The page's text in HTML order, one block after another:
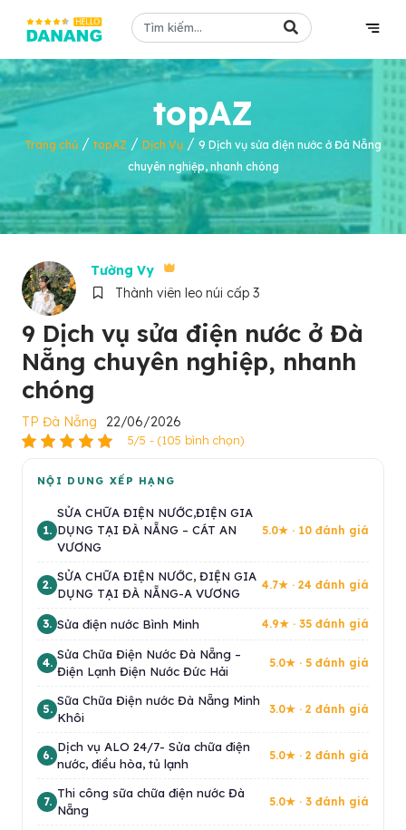
topAZ
Trang chủ / topAZ / Dịch Vụ / 9 Dịch vụ sửa điện nước ở Đà Nẵng
chuyên nghiệp, nhanh chóng
Tường Vy
Thành viên leo núi cấp 3
9 Dịch vụ sửa điện nước ở Đà
Nẵng chuyên nghiệp, nhanh
chóng
TP Đà Nẵng 22/06/2026
5/5 - (105 bình chọn)
NỘI DUNG XẾP HẠNG
1.
SỬA CHỮA ĐIỆN NƯỚC,ĐIỆN GIA
DỤNG TẠI ĐÀ NẴNG – CÁT AN
VƯƠNG
5.0★ · 10 đánh giá
2.
SỬA CHỮA ĐIỆN NƯỚC, ĐIỆN GIA
DỤNG TẠI ĐÀ NẴNG-A VƯƠNG
4.7★ · 24 đánh giá
3. Sửa điện nước Bình Minh 4.9★ · 35 đánh giá
4.
Sửa Chữa Điện Nước Đà Nẵng –
Điện Lạnh Điện Nước Đức Hải
5.0★ · 5 đánh giá
5.
Sữa Chữa Điện nước Đà Nẵng Minh
Khôi
3.0★ · 2 đánh giá
6.
Dịch vụ ALO 24/7- Sửa chữa điện
nước, điều hòa, tủ lạnh
5.0★ · 2 đánh giá
7.
Thi công sữa chữa điện nước Đà
Nẵng
5.0★ · 3 đánh giá